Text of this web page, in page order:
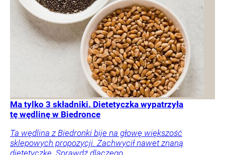
Ma tylko 3 składniki. Dietetyczka wypatrzyła
tę wędlinę w Biedronce
Ta wędlina z Biedronki bije na głowę większość
sklepowych propozycji. Zachwycił nawet znaną